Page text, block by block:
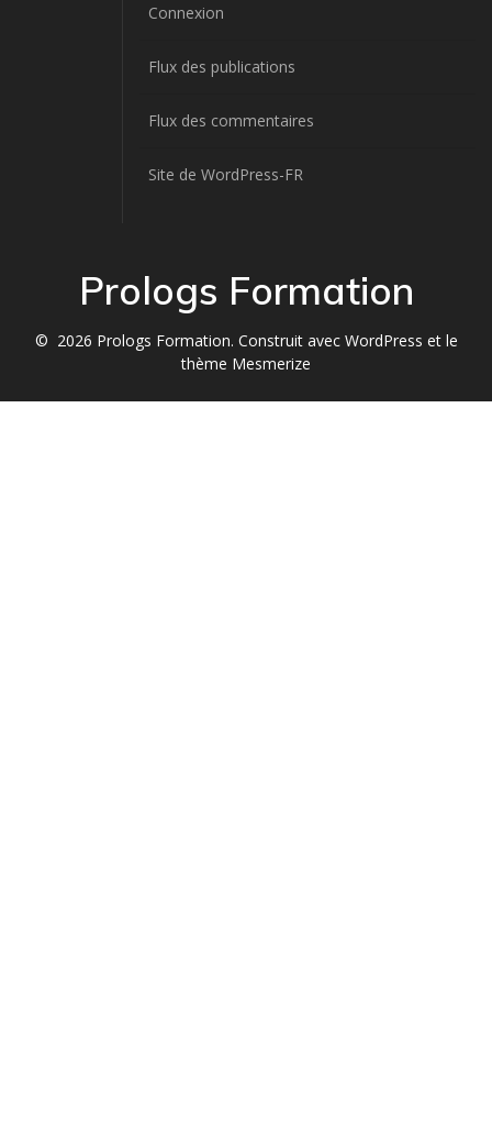
Connexion
Flux des publications
Flux des commentaires
Site de WordPress-FR
Prologs Formation
© 2026 Prologs Formation. Construit avec WordPress et le
thème Mesmerize